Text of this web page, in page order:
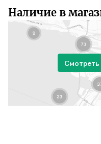
Наличие в
Смотреть